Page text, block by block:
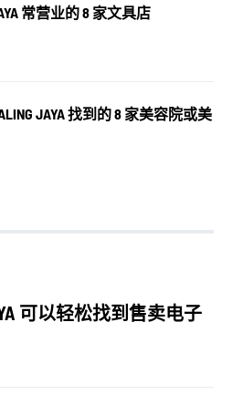
常营业的 8 家文具店
JAYA 找到的 8 家美容院或美
可以轻松找到售卖电子